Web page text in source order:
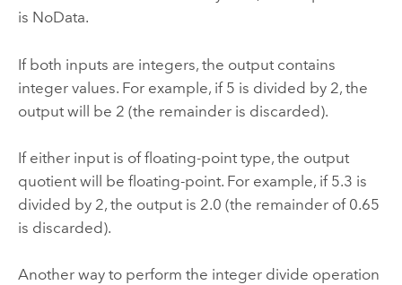
is NoData.
If both inputs are integers, the output contains
integer values. For example, if 5 is divided by 2, the
output will be 2 (the remainder is discarded).
If either input is of floating-point type, the output
quotient will be floating-point. For example, if 5.3 is
divided by 2, the output is 2.0 (the remainder of 0.65
is discarded).
Another way to perform the integer divide operation